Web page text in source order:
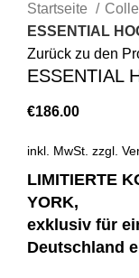
Startseite
ESSENTIAL
Zurück zu den
ESSENTIAL
€186.00
inkl. MwSt. zzgl.
LIMITIERTE
YORK,
exklusiv für
Deutschland